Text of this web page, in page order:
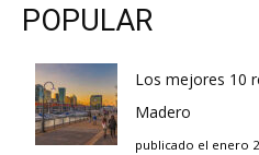
POPULAR
Los mejores 10
Madero
publicado el enero